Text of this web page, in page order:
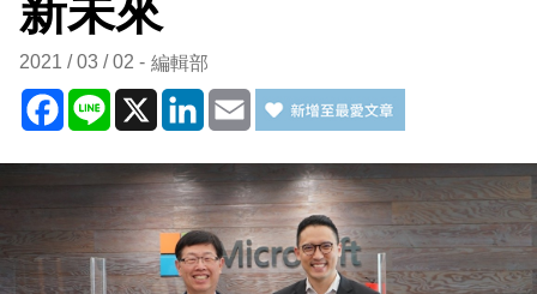
新未來
2021 / 03 / 02 編輯部
Facebook
Line X LinkedIn
Email